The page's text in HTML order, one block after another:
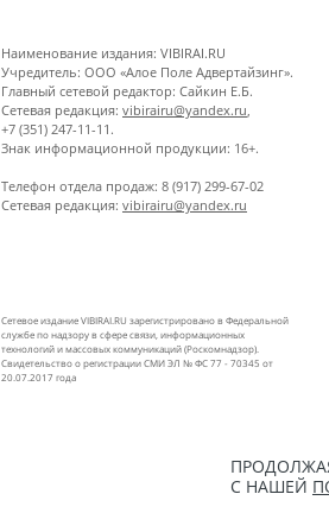
Наименование издания: VIBIRAI.RU
Учредитель: ООО «Алое Поле Адвертайзинг».
Главный сетевой редактор: Сайкин Е.Б.
Сетевая редакция: vibirairu@yandex.ru
+7 (351) 247-11-11.
Знак информационной продукции: 16+.
Телефон отдела продаж: 8 (917) 299-67-02
Сетевая редакция: vibirairu@yandex.ru
Сетевое издание VIBIRAI.RU зарегистрировано в Федеральной
службе по надзору в сфере связи, информационных
технологий и массовых коммуникаций (Роскомнадзор).
Свидетельство о регистрации СМИ ЭЛ № ФС 77 - 70345 от
20.07.2017 года
С НАШЕЙ